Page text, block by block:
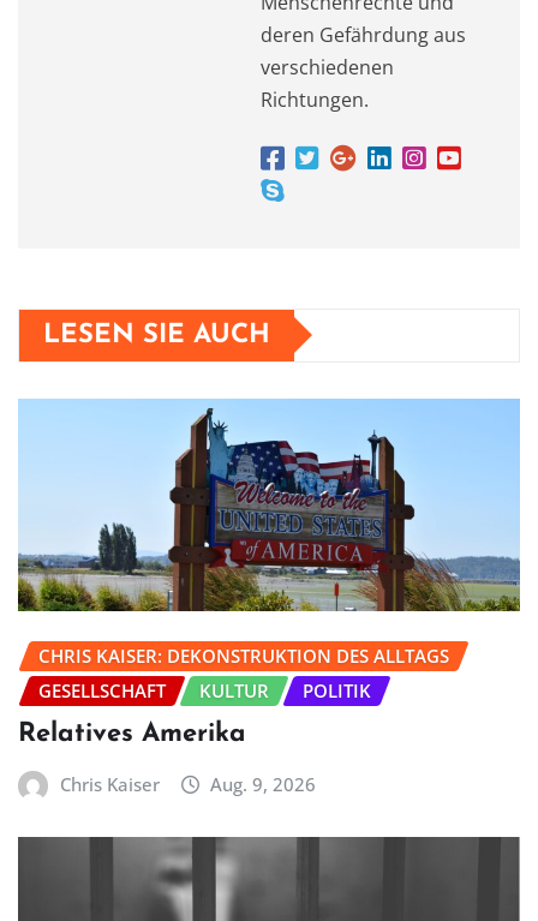
deren Gefährdung aus
verschiedenen
Richtungen.
LESEN SIE AUCH
CHRIS KAISER: DEKONSTRUKTION DES ALLTAGS
GESELLSCHAFT
KULTUR POLITIK
Relatives Amerika
Chris Kaiser Aug. 9, 2026